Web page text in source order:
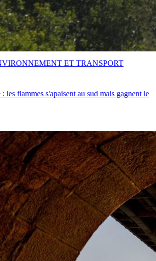
les flammes s'apaisent au sud mais gagnent le
ET TRANSPORT